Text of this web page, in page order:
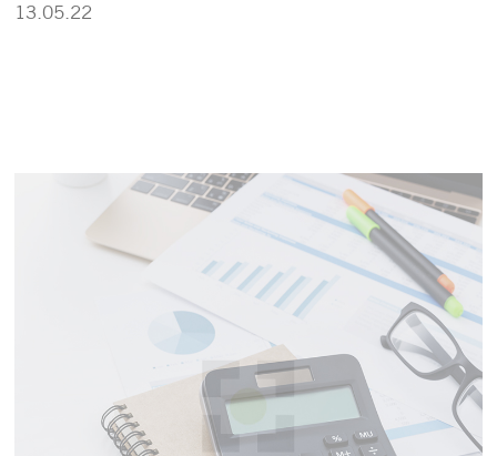
13.05.22